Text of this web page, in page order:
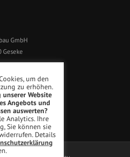
GmbH
Geseke
um den
zu erhöhen.
Website
Angebots und
auswerten?
Analytics. Ihre
Sie können sie
Details